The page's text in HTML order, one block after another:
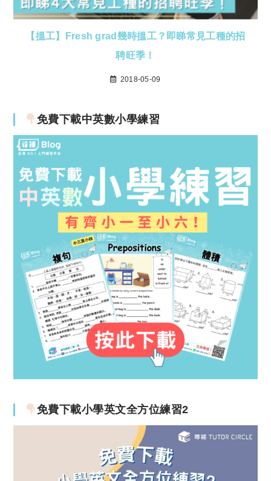
【搵工】Fresh grad幾時搵工？即睇常見工種的招
聘旺季！
2018-05-09
免費下載中英數小學練習
免費下載小學英文全方位練習2